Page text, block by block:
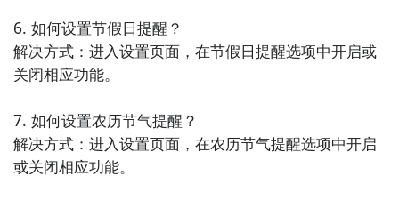
7. 《飞书》 - 飞书是一款企业级的办公通讯和协作应
用，提供了聊天、视频会议和文档协作等功能。它支持
多人沟通和协作，可以快速分享文件和笔记。飞书还提
项目管理。
8. 《滴答清单》 - 滴答清单是一款简洁实用的任务管理
6. 如何设置节假日提醒？
解决方式：进入设置页面，在节假日提醒选项中开启或
关闭相应功能。
7. 如何设置农历节气提醒？
解决方式：进入设置页面，在农历节气提醒选项中开启
或关闭相应功能。